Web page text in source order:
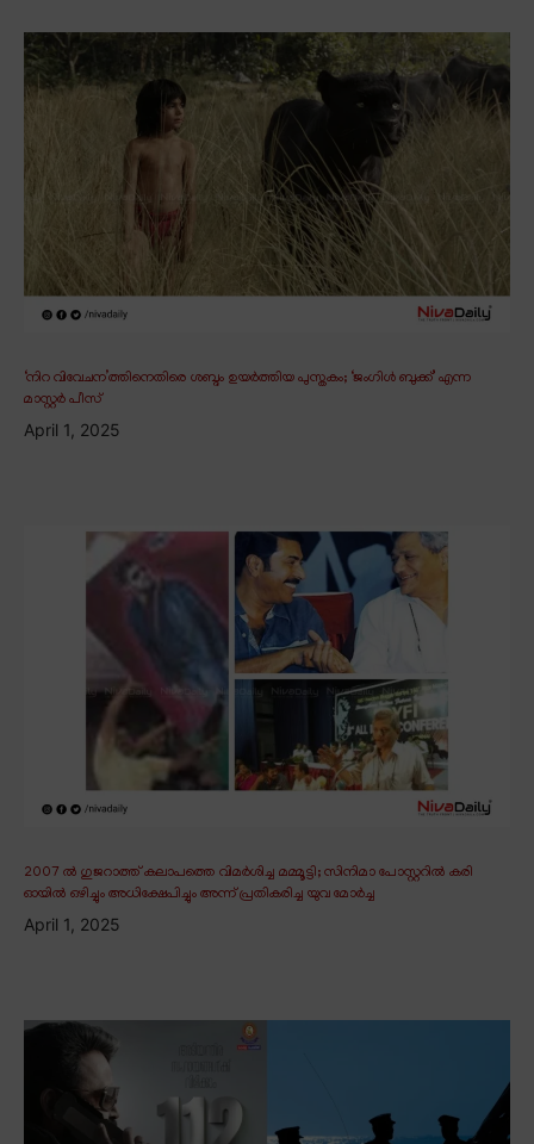
‘നിറ വിവേചന’ത്തിനെതിരെ ശബ്ദം ഉയർത്തിയ പുസ്തകം; ‘ജംഗിൾ ബുക്ക്’ എന്ന
മാസ്റ്റർ പീസ്
April 1, 2025
2007 ൽ ഗുജറാത്ത് കലാപത്തെ വിമർശിച്ച മമ്മൂട്ടി; സിനിമാ പോസ്റ്ററിൽ കരി
ഓയിൽ ഒഴിച്ചും അധിക്ഷേപിച്ചും അന്ന് പ്രതികരിച്ച യുവ മോർച്ച
April 1, 2025